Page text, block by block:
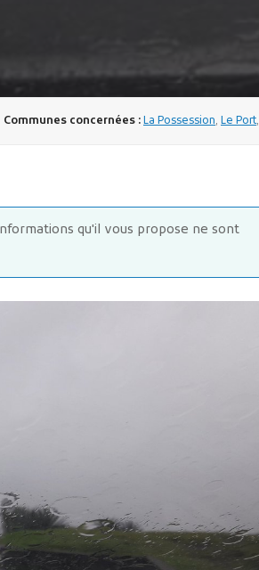
Communes concernées :La Possession, Le Port,
qu'il vous propose ne sont